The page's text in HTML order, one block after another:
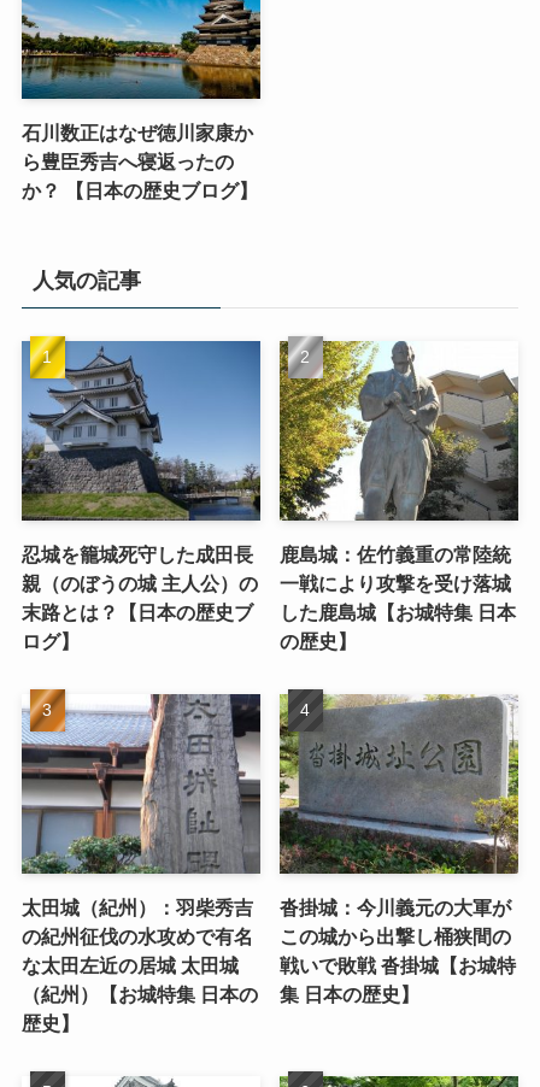
石川数正はなぜ徳川家康か
ら豊臣秀吉へ寝返ったの
か？ 【日本の歴史ブログ】
人気の記事
忍城を籠城死守した成田長
親（のぼうの城 主人公）の
末路とは？【日本の歴史ブ
ログ】
鹿島城：佐竹義重の常陸統
一戦により攻撃を受け落城
した鹿島城【お城特集 日本
の歴史】
太田城（紀州）：羽柴秀吉
の紀州征伐の水攻めで有名
な太田左近の居城 太田城
（紀州）【お城特集 日本の
歴史】
沓掛城：今川義元の大軍が
この城から出撃し桶狭間の
戦いで敗戦 沓掛城【お城特
集 日本の歴史】